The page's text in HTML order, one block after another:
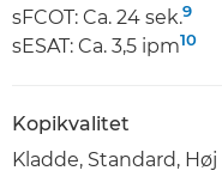
sFCOT: Ca. 24 sek.9
sESAT: Ca. 3,5 ipm10
Kopikvalitet
Kladde, Standard, Høj